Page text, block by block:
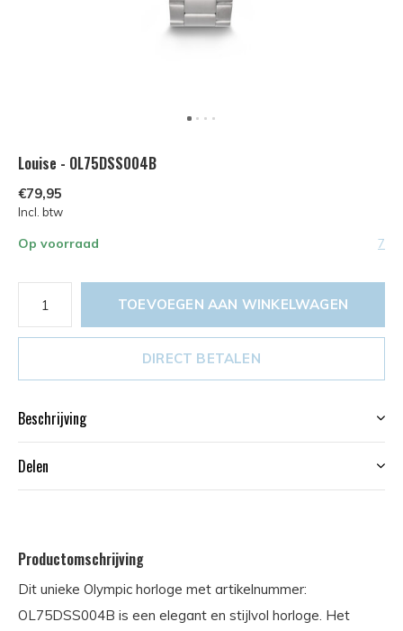
Louise - OL75DSS004B
€79,95
Incl. btw
Op voorraad 7
TOEVOEGEN AAN WINKELWAGEN
DIRECT BETALEN
Beschrijving
Delen
Productomschrijving
Dit unieke Olympic horloge met artikelnummer:
OL75DSS004B is een elegant en stijlvol horloge. Het